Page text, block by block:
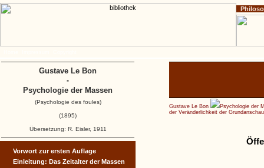
Gustave Le Bon
Psychologie der
der Veränderlichkeit der
Vorwort zur ersten Auflage
Einleitung: Das Zeitalter der Massen
Gustave Le Bon
-
Psychologie der Massen
(Psychologie des foules)
(1895)
Übersetzung: R. Eisler, 1911